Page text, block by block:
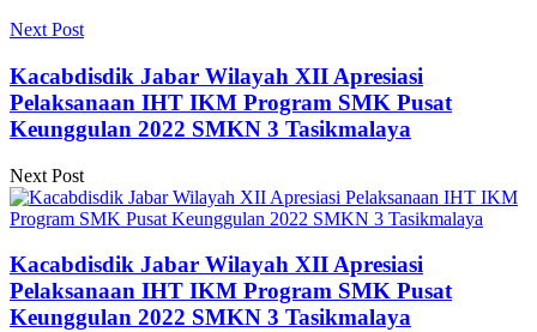
Next Post
Kacabdisdik Jabar Wilayah XII Apresiasi
Pelaksanaan IHT IKM Program SMK Pusat
Keunggulan 2022 SMKN 3 Tasikmalaya
Next Post
Kacabdisdik Jabar Wilayah XII Apresiasi
Pelaksanaan IHT IKM Program SMK Pusat
Keunggulan 2022 SMKN 3 Tasikmalaya